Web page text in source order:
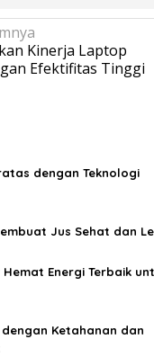
Kinerja Laptop
Efektifitas Tinggi
dengan Teknologi
Jus Sehat dan
Energi Terbaik
Ketahanan dan